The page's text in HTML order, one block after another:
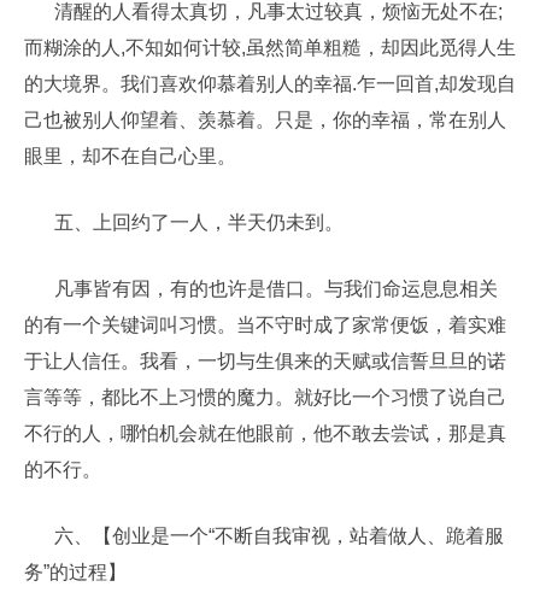
清醒的人看得太真切，凡事太过较真，烦恼无处不在;
而糊涂的人,不知如何计较,虽然简单粗糙，却因此觅得人生
的大境界。我们喜欢仰慕着别人的幸福.乍一回首,却发现自
己也被别人仰望着、羡慕着。只是，你的幸福，常在别人
眼里，却不在自己心里。
五、上回约了一人，半天仍未到。
凡事皆有因，有的也许是借口。与我们命运息息相关
的有一个关键词叫习惯。当不守时成了家常便饭，着实难
于让人信任。我看，一切与生俱来的天赋或信誓旦旦的诺
言等等，都比不上习惯的魔力。就好比一个习惯了说自己
不行的人，哪怕机会就在他眼前，他不敢去尝试，那是真
的不行。
六、【创业是一个“不断自我审视，站着做人、跪着服
务”的过程】